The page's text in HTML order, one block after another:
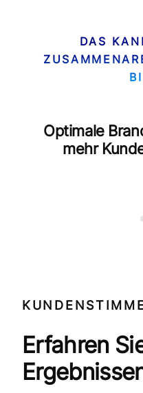
DAS
Optimale
mehr
Erfahren